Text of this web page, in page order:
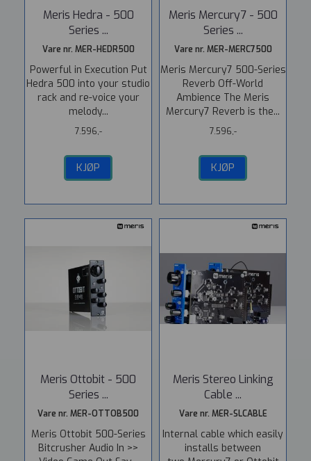
Meris Hedra - 500
Series ...
Vare nr. MER-HEDR500
Powerful in Execution Put
Hedra 500 into your studio
rack and re-voice your
melody...
7.596,-
KJØP
Meris Mercury7 - 500
Series ...
Vare nr. MER-MERC7500
Meris Mercury7 500-Series
Reverb Off-World
Ambience The Meris
Mercury7 Reverb is the...
7.596,-
KJØP
Meris Ottobit - 500
Series ...
Vare nr. MER-OTTOB500
Meris Ottobit 500-Series
Bitcrusher Audio In >>
Meris Stereo Linking
Cable ...
Vare nr. MER-SLCABLE
Internal cable which easily
installs between